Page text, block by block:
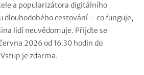
a popularizátora digitálního
dlouhodobého cestování – co funguje,
lidí neuvědomuje. Přijďte se
2026 od 16.30 hodin do
je zdarma.